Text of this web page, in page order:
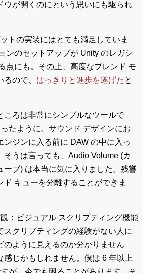
ウが開くのにという思いにも駆られ
トの実装にはとても満足していま
ンのセットアップが Unity のレガシ
点にも。その上、高度なブレンド モ
ので、 はっきりと進歩を遂げた と
ころは非常にシンプルなツールで
たように。サウンド デザインにお
ンジンに入る前に DAW の中に入っ
そうは言っても、Audio Volume (カ
ーブ) は本当に気に入りました。残響
ド キューを分離することができま
：ビジュアル スクリプティング機能
スクリプティングの経験がない人に
のように見えるのか分かりません
感じかもしれません。僕は 6 年以上